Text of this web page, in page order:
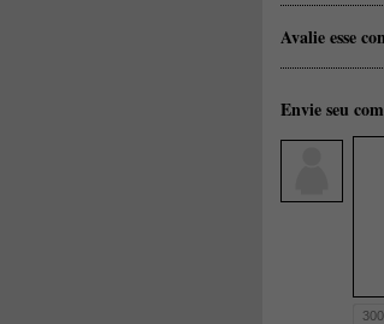
Avalie esse
Envie seu